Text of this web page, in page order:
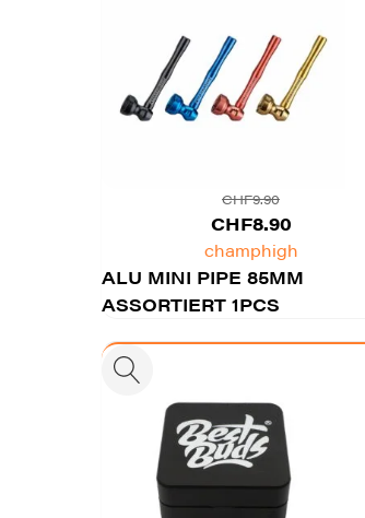
CHF9.90
Ursprünglicher
Preis
war:
CHF9.90
CHF8.90Aktueller
Preis
ist:
champhigh
ALU MINI PIPE 85MM
ASSORTIERT 1PCS